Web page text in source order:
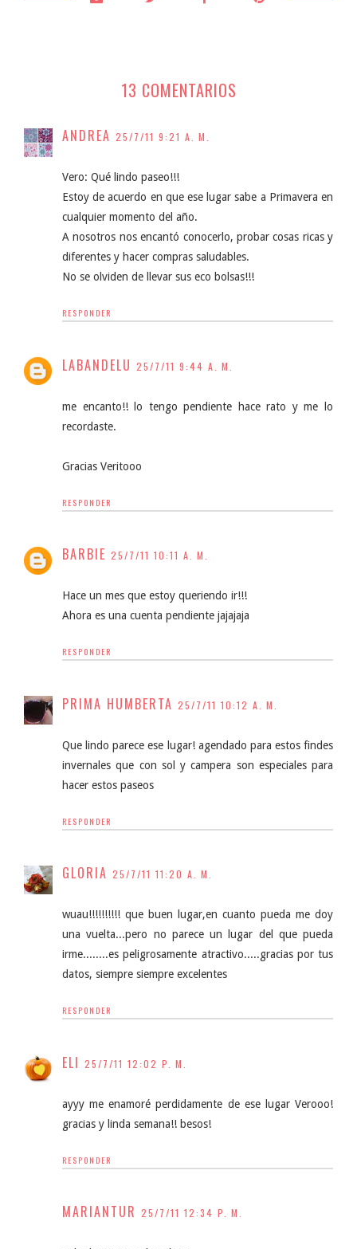
13 COMENTARIOS
ANDREA 25/7/11 9:21 A. M.
Vero: Qué lindo paseo!!!
Estoy de acuerdo en que ese lugar sabe a Primavera en
cualquier momento del año.
A nosotros nos encantó conocerlo, probar cosas ricas y
diferentes y hacer compras saludables.
No se olviden de llevar sus eco bolsas!!!
RESPONDER
LABANDELU 25/7/11 9:44 A. M.
me encanto!! lo tengo pendiente hace rato y me lo
recordaste.
Gracias Veritooo
RESPONDER
BARBIE 25/7/11 10:11 A. M.
Hace un mes que estoy queriendo ir!!!
Ahora es una cuenta pendiente jajajaja
RESPONDER
PRIMA HUMBERTA 25/7/11 10:12 A. M.
Que lindo parece ese lugar! agendado para estos findes
invernales que con sol y campera son especiales para
hacer estos paseos
RESPONDER
GLORIA 25/7/11 11:20 A. M.
wuau!!!!!!!!!! que buen lugar,en cuanto pueda me doy
una vuelta...pero no parece un lugar del que pueda
irme........es peligrosamente atractivo.....gracias por tus
datos, siempre siempre excelentes
RESPONDER
ELI 25/7/11 12:02 P. M.
ayyy me enamoré perdidamente de ese lugar Verooo!
gracias y linda semana!! besos!
RESPONDER
MARIANTUR 25/7/11 12:34 P. M.